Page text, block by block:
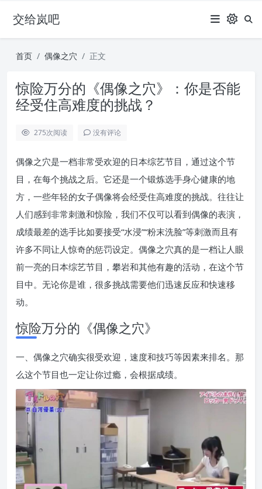
交给岚吧
首页 偶像之穴 正文
惊险万分的《偶像之穴》：你是否能
经受住高难度的挑战？
275次阅读 没有评论
偶像之穴是一档非常受欢迎的日本综艺节目，通过这个节
目，在每个挑战之后。它还是一个锻炼选手身心健康的地
方，一些年轻的女子偶像将会经受住高难度的挑战。往往让
人们感到非常刺激和惊险，我们不仅可以看到偶像的表演，
成绩最差的选手比如要接受“水浸”“粉末洗脸”等刺激而且有
许多不同让人惊奇的惩罚设定。偶像之穴真的是一档让人眼
前一亮的日本综艺节目，攀岩和其他有趣的活动，在这个节
目中。无论你是谁，很多挑战需要他们迅速反应和快速移
动。
惊险万分的《偶像之穴》
一、偶像之穴确实很受欢迎，速度和技巧等因素来排名。那
么这个节目也一定让你过瘾，会根据成绩。